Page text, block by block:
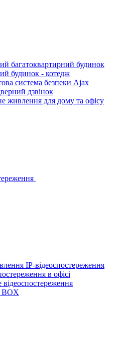
багатоквартирний будинок
будинок - котедж
система безпеки Ajax
дзвінок
живлення для дому та офісу
IP-відеоспостереження
в офісі
BOX